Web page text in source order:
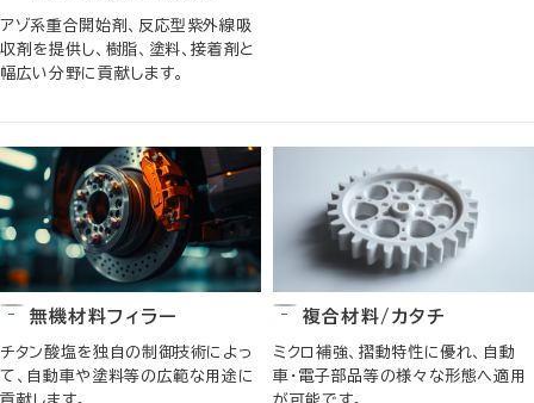
アゾ系重合開始剤、反応型紫外線吸
収剤を提供し、樹脂、塗料、接着剤と
幅広い分野に貢献します。
無機材料フィラー
チタン酸塩を独自の制御技術によっ
て、自動車や塗料等の広範な用途に
複合材料/カタチ
ミクロ補強、摺動特性に優れ、自動
車・電子部品等の様々な形態へ適用